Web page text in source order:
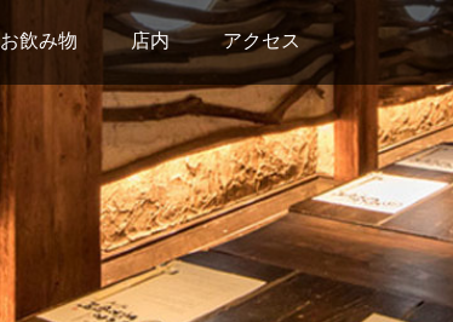
お飲み物 店内 アクセス